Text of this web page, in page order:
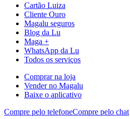
Cartão Luiza
Cliente Ouro
Magalu seguros
Blog da Lu
Maga +
WhatsApp da Lu
Todos os serviços
Comprar na loja
Vender no Magalu
Baixe o aplicativo
Compre pelo telefoneCompre pelo chat